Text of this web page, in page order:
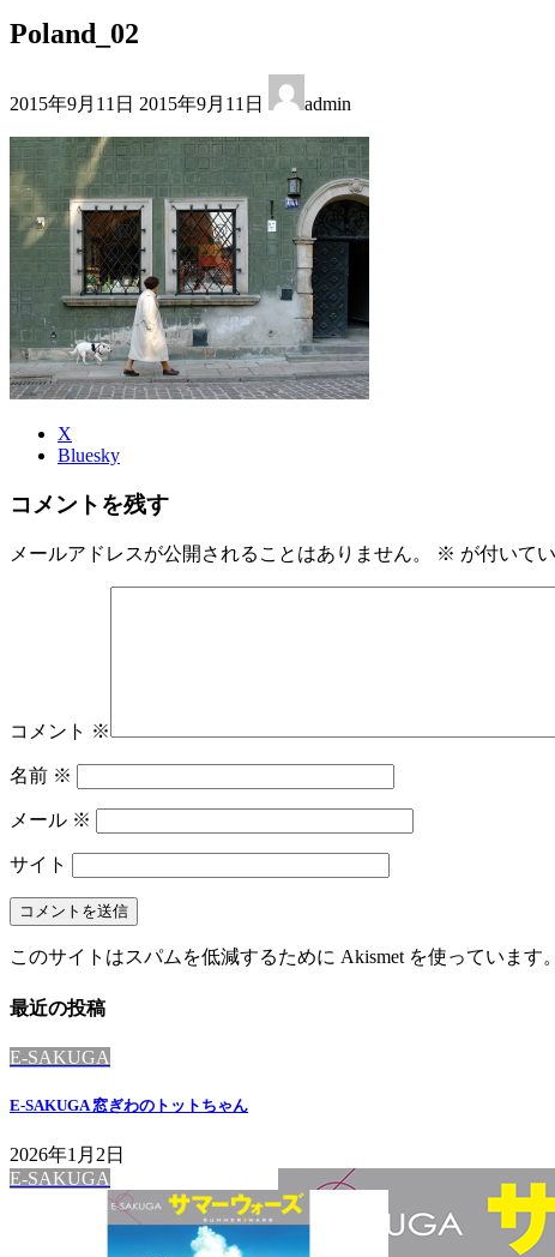
Poland_02
2015年9月11日 終
更
新
日
時
:
2015年9月11日 admin
X
Bluesky
コメントを残す
メールアドレスが公開されることはありません。 ※ が付いて
コメント ※
名前 ※
メール ※
サイト
このサイトはスパムを低減するために Akismet を使っています。
最近の投稿
E-SAKUGA
E-SAKUGA 窓ぎわのトットちゃん
2026年1月2日
E-SAKUGA